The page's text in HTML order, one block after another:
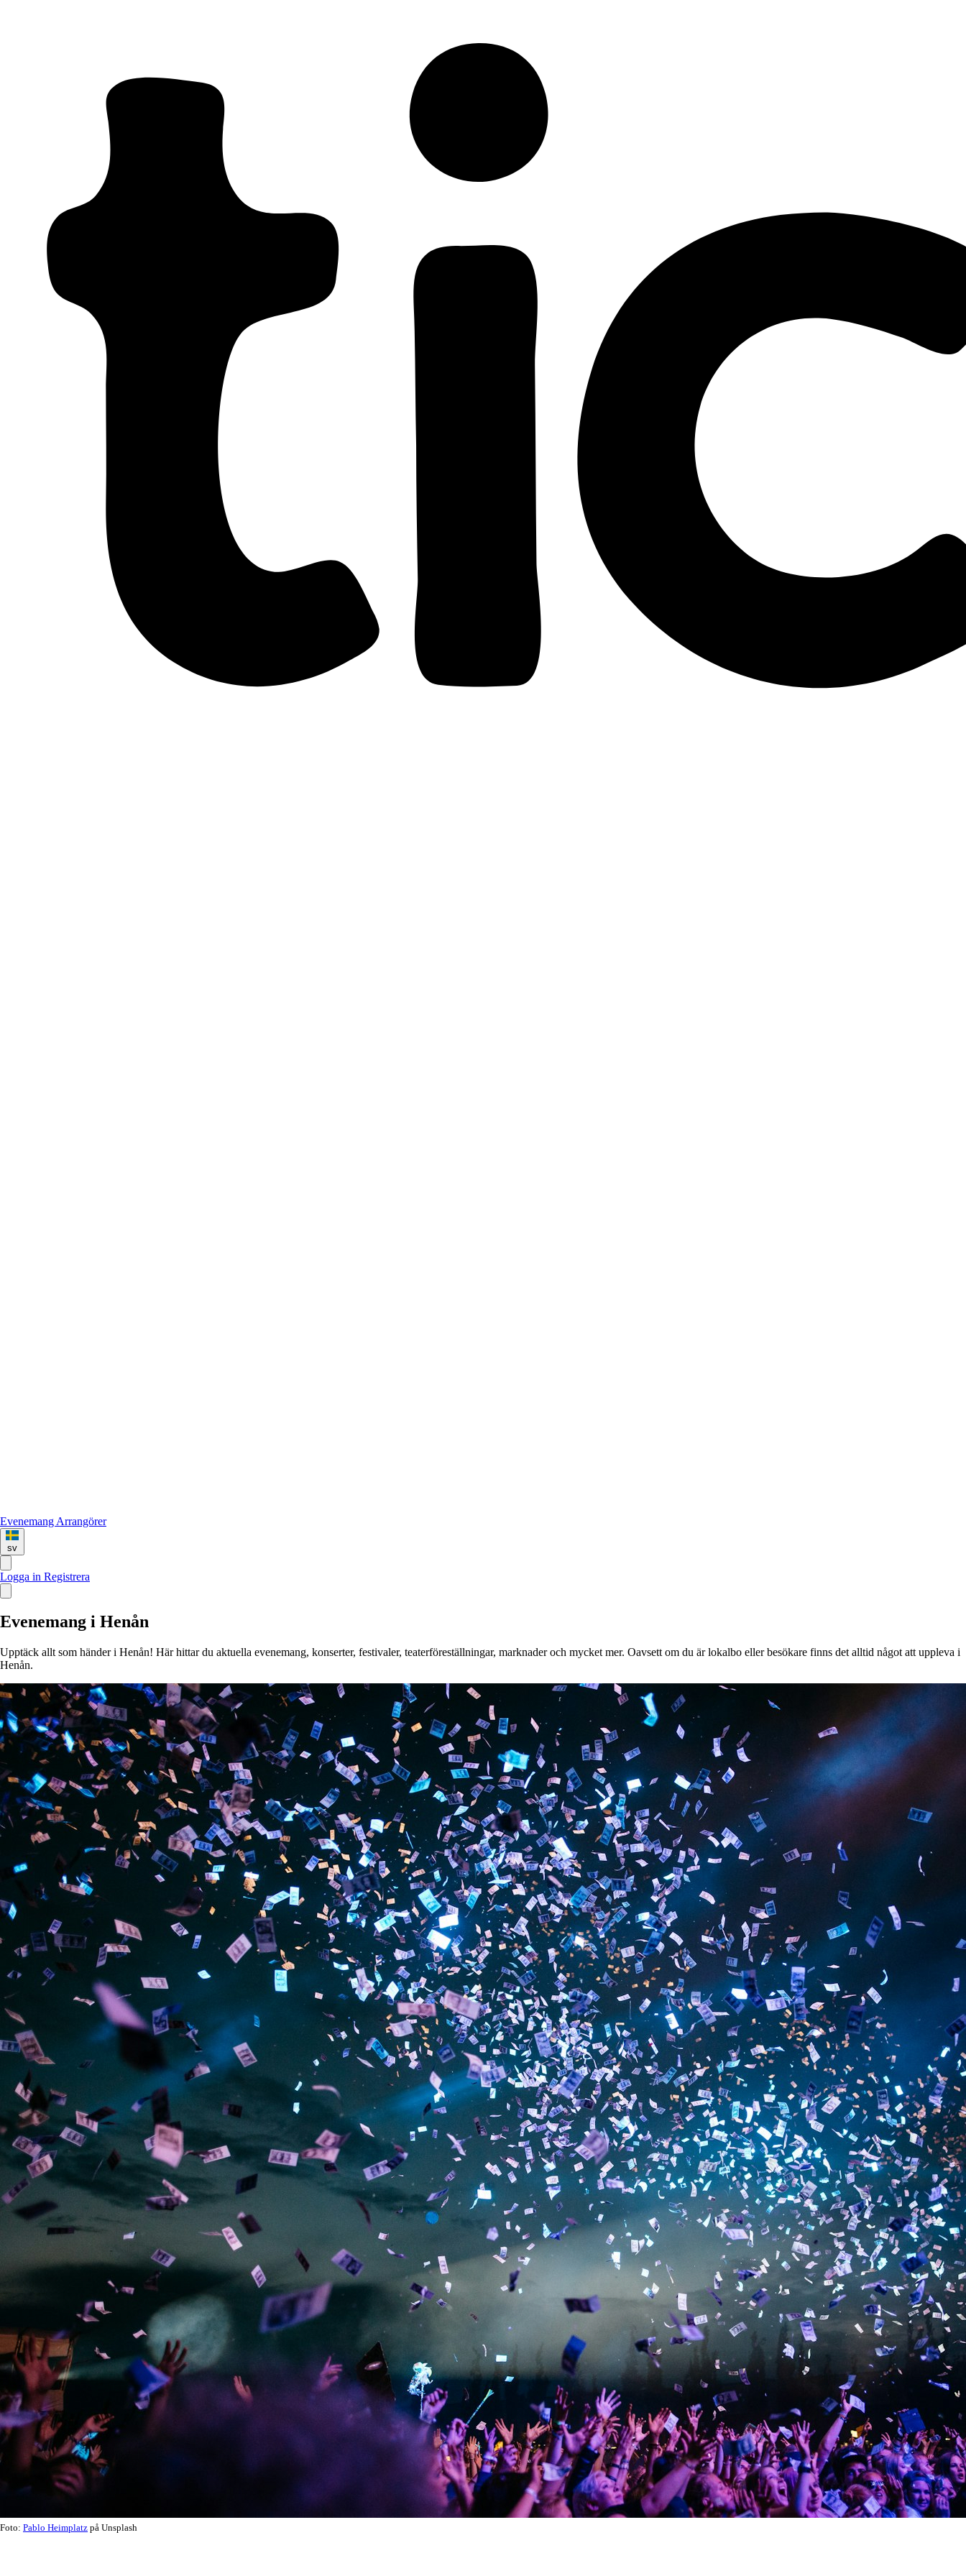
Evenemang Arrangörer
sv
Logga in Registrera
Evenemang i Henån
Upptäck allt som händer i Henån! Här hittar du aktuella evenemang, konserter, festivaler, teaterföreställningar, marknader och mycket mer. Oavsett om du är lokalbo eller besökare finns det alltid något att uppleva i
Henån.
Foto: Pablo Heimplatz på Unsplash